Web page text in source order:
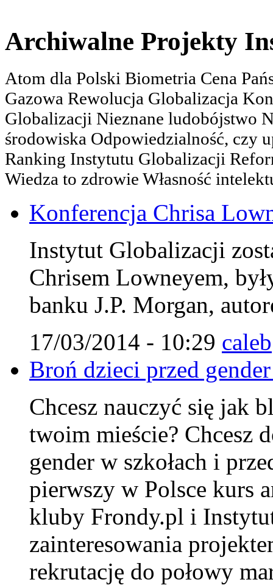
Archiwalne Projekty
Atom dla Polski Biometria Cena
Gazowa Rewolucja Globalizacja
Globalizacji Nieznane ludobójstwo
środowiska Odpowiedzialność, czy
Ranking Instytutu Globalizacji
Wiedza to zdrowie Własność
Konferencja Chrisa
Instytut Globalizacji
Chrisem Lowneyem,
banku J.P. Morgan,
17/03/2014 - 10:29 caleb
Broń dzieci przed
Chcesz nauczyć się jak
twoim mieście? Chcesz
gender w szkołach i
pierwszy w Polsce kurs
kluby Frondy.pl i
zainteresowania
rekrutację do połowy